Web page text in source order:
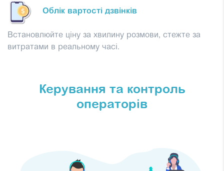
Облік вартості дзвінків
Встановлюйте ціну за хвилину розмови, стежте за
витратами в реальному часі.
Керування та контроль
операторів